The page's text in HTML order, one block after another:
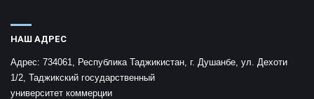
НАШ АДРЕС
Адрес: 734061, Республика Таджикистан, г. Душанбе, ул. Дехоти
1/2, Таджикский государственный
университет коммерции